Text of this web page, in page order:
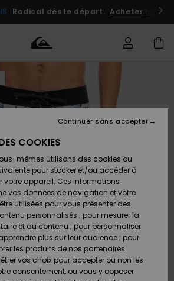
Radical dès le départ. Acheter
Tongs
Tongs
Homme
à
commande
Quiksilver
COOKIES
mêmes utilisons des cookies ou
pour stocker et/ou accéder à
votre appareil. Ces informations
vos données de navigation et votre
utilisées pour vous présenter des
personnalisés ; pour mesurer la
et du contenu ; pour personnaliser
plus sur leur audience ; pour
les produits de nos partenaires.
vos choix pour accepter ou non les
consentement, ou vous y opposer
Continuer sans accepter